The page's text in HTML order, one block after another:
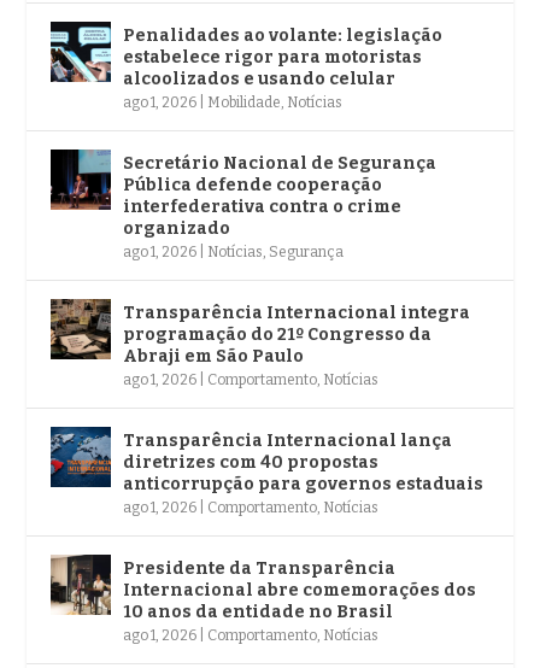
Penalidades ao volante: legislação
estabelece rigor para motoristas
alcoolizados e usando celular
ago 1, 2026 Mobilidade Notícias
Secretário Nacional de Segurança
Pública defende cooperação
interfederativa contra o crime
organizado
ago 1, 2026 Notícias Segurança
Transparência Internacional integra
programação do 21º Congresso da
Abraji em São Paulo
ago 1, 2026 Comportamento Notícias
Transparência Internacional lança
diretrizes com 40 propostas
anticorrupção para governos estaduais
ago 1, 2026 Comportamento Notícias
Presidente da Transparência
Internacional abre comemorações dos
10 anos da entidade no Brasil
ago 1, 2026 Comportamento Notícias